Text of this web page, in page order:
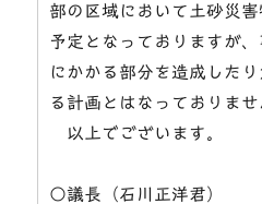
部の区域において土砂災
予定となっておりますが
にかかる部分を造成した
る計画とはなっておりませ
以上でございます。
○議長（石川正洋君）